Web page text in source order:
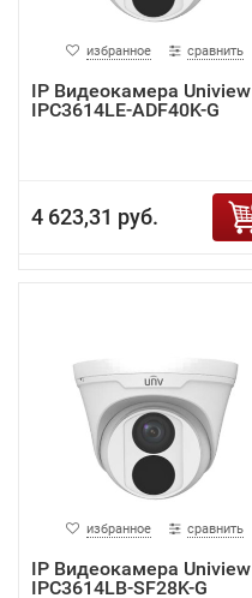
избранное сравнить
IP Видеокамера Uniview
IPC3614LE-ADF40K-G
4 623,31 руб.
избранное сравнить
IP Видеокамера Uniview
IPC3614LB-SF28K-G